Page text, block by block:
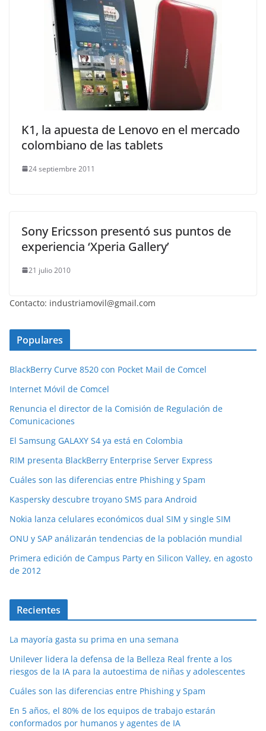
K1, la apuesta de Lenovo en el mercado
colombiano de las tablets
24 septiembre 2011
Sony Ericsson presentó sus puntos de
experiencia ‘Xperia Gallery’
21 julio 2010
Contacto: industriamovil@gmail.com
Populares
BlackBerry Curve 8520 con Pocket Mail de Comcel
Internet Móvil de Comcel
Renuncia el director de la Comisión de Regulación de
Comunicaciones
El Samsung GALAXY S4 ya está en Colombia
RIM presenta BlackBerry Enterprise Server Express
Cuáles son las diferencias entre Phishing y Spam
Kaspersky descubre troyano SMS para Android
Nokia lanza celulares económicos dual SIM y single SIM
ONU y SAP análizarán tendencias de la población mundial
Primera edición de Campus Party en Silicon Valley, en agosto
de 2012
Recientes
La mayoría gasta su prima en una semana
Unilever lidera la defensa de la Belleza Real frente a los
riesgos de la IA para la autoestima de niñas y adolescentes
Cuáles son las diferencias entre Phishing y Spam
En 5 años, el 80% de los equipos de trabajo estarán
conformados por humanos y agentes de IA